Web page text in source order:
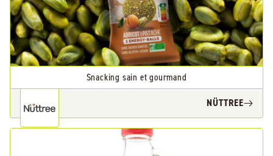
Snacking sain et gourmand
NÜTTREE